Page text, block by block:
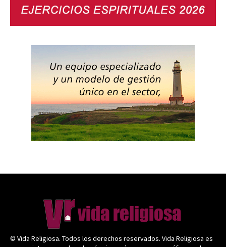
© Vida Religiosa. Todos los derechos reservados. Vida Religiosa es